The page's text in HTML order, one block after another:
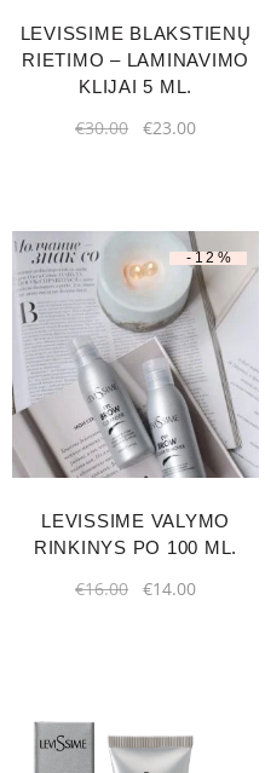
LEVISSIME BLAKSTIENŲ
RIETIMO – LAMINAVIMO
KLIJAI 5 ML.
€30.00 €23.00
-12%
LEVISSIME VALYMO
RINKINYS PO 100 ML.
€16.00 €14.00